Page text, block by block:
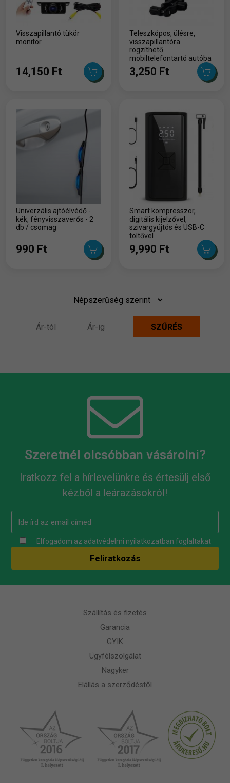
Visszapillantó tükör
monitor
14,150 Ft
Teleszkópos, ülésre,
visszapillantóra
rögzíthető
mobiltelefontartó autóba
- fekete
3,250 Ft
Univerzális ajtóélvédő -
kék, fényvisszaverős - 2
db / csomag
990 Ft
Smart kompresszor,
digitális kijelzővel,
szivargyújtós és USB-C
töltővel
9,990 Ft
Szeretnél olcsóbban vásárolni?
Iratkozz fel a hírlevelünkre és értesülj első
kézből a leárazásokról!
Elfogadom az adatvédelmi nyilatkozatban foglaltakat
Szállítás és fizetés
Garancia
GYIK
Ügyfélszolgálat
Nagyker
Elállás a szerződéstől